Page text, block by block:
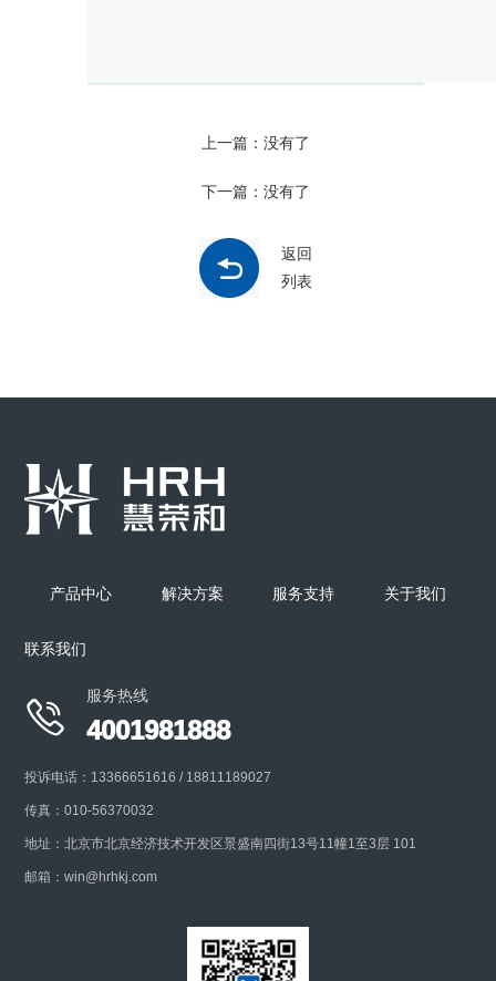
上一篇：没有了
下一篇：没有了
返回
列表
产品中心 解决方案 服务支持 关于我们
联系我们

服务热线
4001981888
投诉电话：13366651616 / 18811189027
传真：010-56370032
地址：北京市北京经济技术开发区景盛南四街13号11幢1至3层 101
邮箱：win@hrhkj.com